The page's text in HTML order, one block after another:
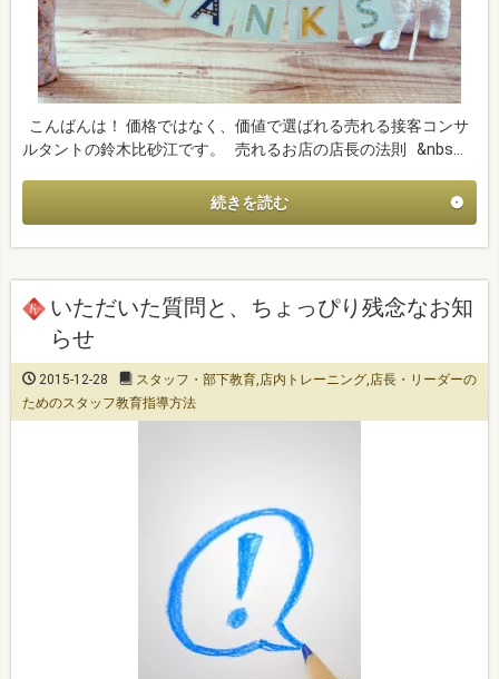
こんばんは！ 価格ではなく、価値で選ばれる売れる接客コンサ
ルタントの鈴木比砂江です。 売れるお店の店長の法則 &nbs…
続きを読む
いただいた質問と、ちょっぴり残念なお知
らせ
2015-12-28 スタッフ・部下教育 店内トレーニング 店長・リーダーの
ためのスタッフ教育指導方法